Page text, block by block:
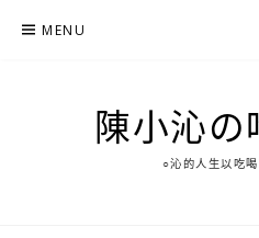
MENU
陳小沁の
○沁的人生以吃